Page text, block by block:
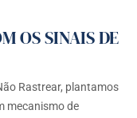
OS SINAIS DE
Rastrear, plantamos
mecanismo de